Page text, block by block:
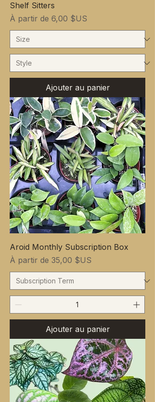
Shelf Sitters
À partir de 6,00 $US
Prix promotionnel
Ajouter au panier
Aroid Monthly Subscription Box
À partir de 35,00 $US
Prix promotionnel
Ajouter au panier